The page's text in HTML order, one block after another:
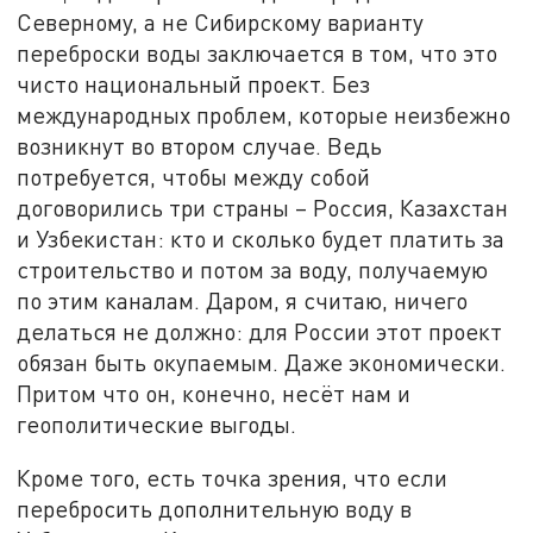
Северному, а не Сибирскому варианту
переброски воды заключается в том, что это
чисто национальный проект. Без
международных проблем, которые неизбежно
возникнут во втором случае. Ведь
потребуется, чтобы между собой
договорились три страны – Россия, Казахстан
и Узбекистан: кто и сколько будет платить за
строительство и потом за воду, получаемую
по этим каналам. Даром, я считаю, ничего
делаться не должно: для России этот проект
обязан быть окупаемым. Даже экономически.
Притом что он, конечно, несёт нам и
геополитические выгоды.
Кроме того, есть точка зрения, что если
перебросить дополнительную воду в